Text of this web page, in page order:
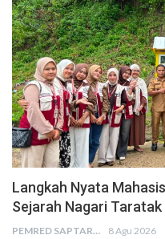
Langkah Nyata
Sejarah Nagari
PEMRED SAPTARIUS 8 Agu 2026